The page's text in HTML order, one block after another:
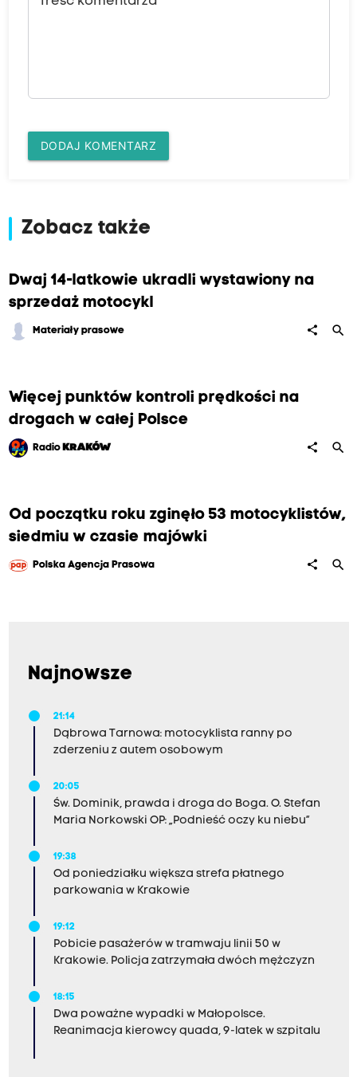
DODAJ KOMENTARZ
Zobacz także
Dwaj 14-latkowie ukradli wystawiony na
sprzedaż motocykl
Materiały prasowe share search
Więcej punktów kontroli prędkości na
drogach w całej Polsce
Radio KRAKÓW share search
Od początku roku zginęło 53 motocyklistów,
siedmiu w czasie majówki
Polska Agencja Prasowa share search
Najnowsze
21:14
Dąbrowa Tarnowa: motocyklista ranny po
zderzeniu z autem osobowym
20:05
Św. Dominik, prawda i droga do Boga. O. Stefan
Maria Norkowski OP: „Podnieść oczy ku niebu”
19:38
Od poniedziałku większa strefa płatnego
parkowania w Krakowie
19:12
Pobicie pasażerów w tramwaju linii 50 w
Krakowie. Policja zatrzymała dwóch mężczyzn
18:15
Dwa poważne wypadki w Małopolsce.
Reanimacja kierowcy quada, 9-latek w szpitalu